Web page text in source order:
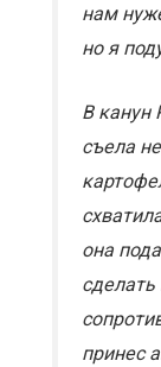
нам
но я
В канун
съела
она
принес